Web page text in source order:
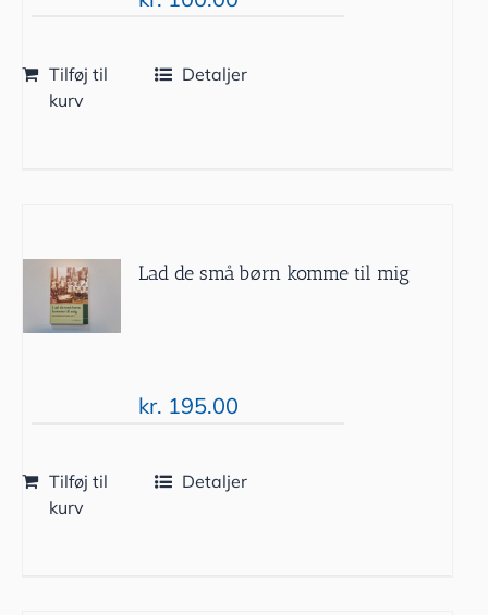
Tilføj til
kurv
Detaljer
Lad de små børn komme til mig
kr. 195.00
Tilføj til
kurv
Detaljer